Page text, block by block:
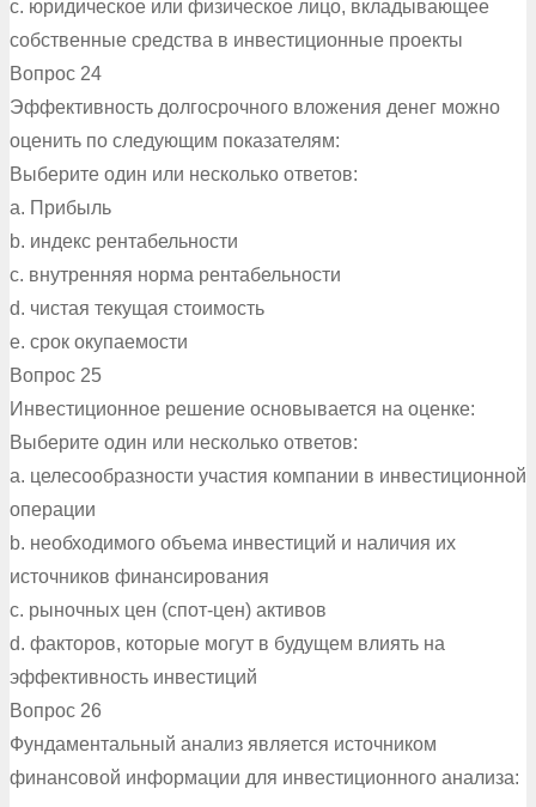
c. юридическое или физическое лицо, вкладывающее
собственные средства в инвестиционные проекты
Вопрос 24
Эффективность долгосрочного вложения денег можно
оценить по следующим показателям:
Выберите один или несколько ответов:
a. Прибыль
b. индекс рентабельности
c. внутренняя норма рентабельности
d. чистая текущая стоимость
e. срок окупаемости
Вопрос 25
Инвестиционное решение основывается на оценке:
Выберите один или несколько ответов:
a. целесообразности участия компании в инвестиционной
операции
b. необходимого объема инвестиций и наличия их
источников финансирования
c. рыночных цен (спот-цен) активов
d. факторов, которые могут в будущем влиять на
эффективность инвестиций
Вопрос 26
Фундаментальный анализ является источником
финансовой информации для инвестиционного анализа: